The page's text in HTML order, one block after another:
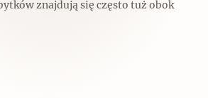
znajdują się często tuż obok